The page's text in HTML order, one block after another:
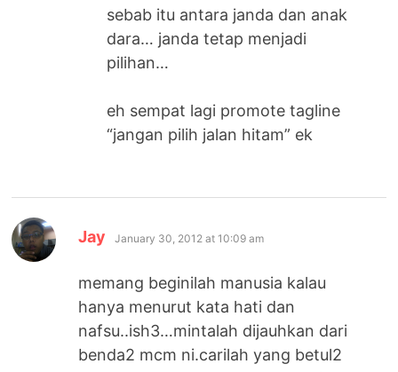
sebab itu antara janda dan anak
dara… janda tetap menjadi
pilihan…
eh sempat lagi promote tagline
“jangan pilih jalan hitam” ek
Jay says:
January 30, 2012 at 10:09 am
memang beginilah manusia kalau
hanya menurut kata hati dan
nafsu..ish3…mintalah dijauhkan dari
benda2 mcm ni.carilah yang betul2